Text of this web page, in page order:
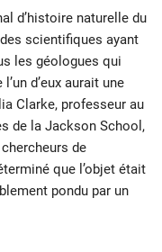
d’histoire naturelle du
scientifiques ayant
les géologues qui
d’eux aurait une
Clarke, professeur au
de la Jackson School,
de
que l’objet était
pondu par un